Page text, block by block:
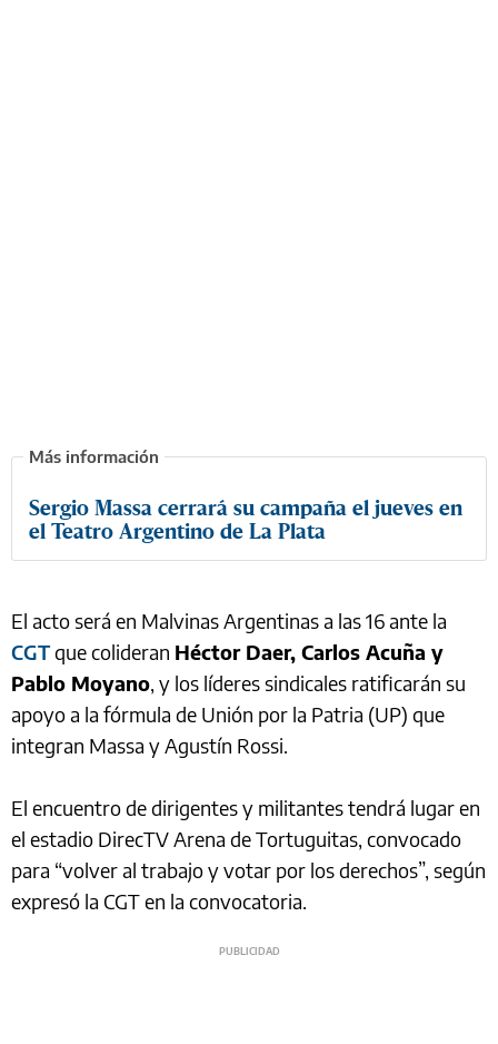
Sergio Massa cerrará su campaña el jueves en
el Teatro Argentino de La Plata
El acto será en Malvinas Argentinas a las 16 ante la
CGTque colideran Héctor Daer, Carlos Acuña y
Pablo Moyano, y los líderes sindicales ratificarán su
apoyo a la fórmula de Unión por la Patria (UP) que
integran Massa y Agustín Rossi.
El encuentro de dirigentes y militantes tendrá lugar en
el estadio DirecTV Arena de Tortuguitas, convocado
para “volver al trabajo y votar por los derechos”, según
expresó la CGT en la convocatoria.